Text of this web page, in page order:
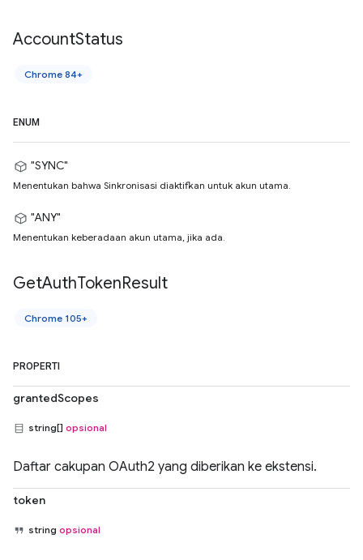
AccountStatus
Chrome 84+
ENUM
"SYNC"
Menentukan bahwa Sinkronisasi diaktifkan untuk akun utama.
"ANY"
Menentukan keberadaan akun utama, jika ada.
GetAuthTokenResult
Chrome 105+
PROPERTI
grantedScopes
string[] opsional
Daftar cakupan OAuth2 yang diberikan ke ekstensi.
token
string opsional